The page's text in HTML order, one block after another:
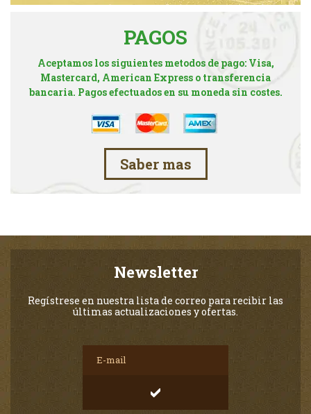
PAGOS
Aceptamos los siguientes metodos de pago: Visa,
Mastercard, American Express o transferencia
bancaria. Pagos efectuados en su moneda sin costes.
Saber mas
Newsletter
Regístrese en nuestra lista de correo para recibir las
últimas actualizaciones y ofertas.